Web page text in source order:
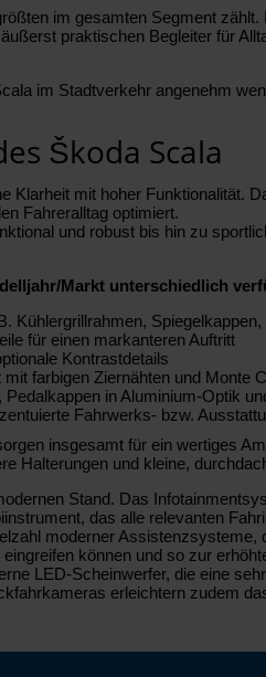
im gesamten Segment
praktischen Begleiter für
im Stadtverkehr angenehm
Škoda Scala
Klarheit mit hoher Funktionalität.
Fahreralltag optimiert.
und robust bis hin zu
Markt unterschiedlich
Kühlergrillrahmen,
für einen markanteren Auftritt
Kontrastdetails
farbigen Ziernähten und Monte
in Aluminium-Optik
Fahrwerks- bzw.
insgesamt für ein wertiges
Halterungen und kleine,
Stand. Das
das alle relevanten
moderner
können und so zur
LED-Scheinwerfer, die eine
erleichtern zudem